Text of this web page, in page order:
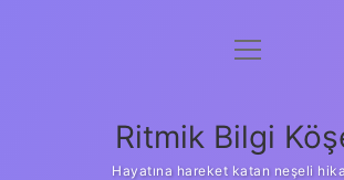
Anasayfa
Yasal Uyarı
menüyü
Ritmik Bilgi
Hayatına hareket katan neşeli